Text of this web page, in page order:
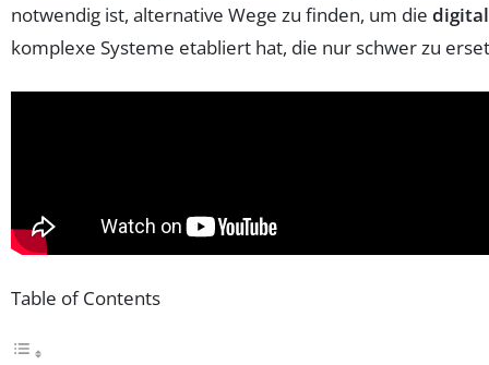
notwendig ist, alternative Wege zu finden, um die
komplexe Systeme etabliert hat, die nur schwer zu
Table of Contents